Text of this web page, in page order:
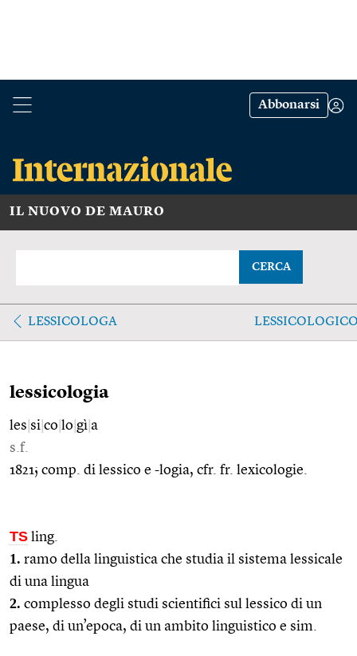
Abbonarsi
IL NUOVO DE MAURO
CERCA
LESSICOLOGA
lessicologia
les si co lo gì a
s.f.
1821; comp. di lessico e -logia, cfr. fr. lexicologie.
TS ling.
1. ramo della linguistica che studia il sistema lessicale
di una lingua
2. complesso degli studi scientifici sul lessico di un
paese, di un’epoca, di un ambito linguistico e sim.